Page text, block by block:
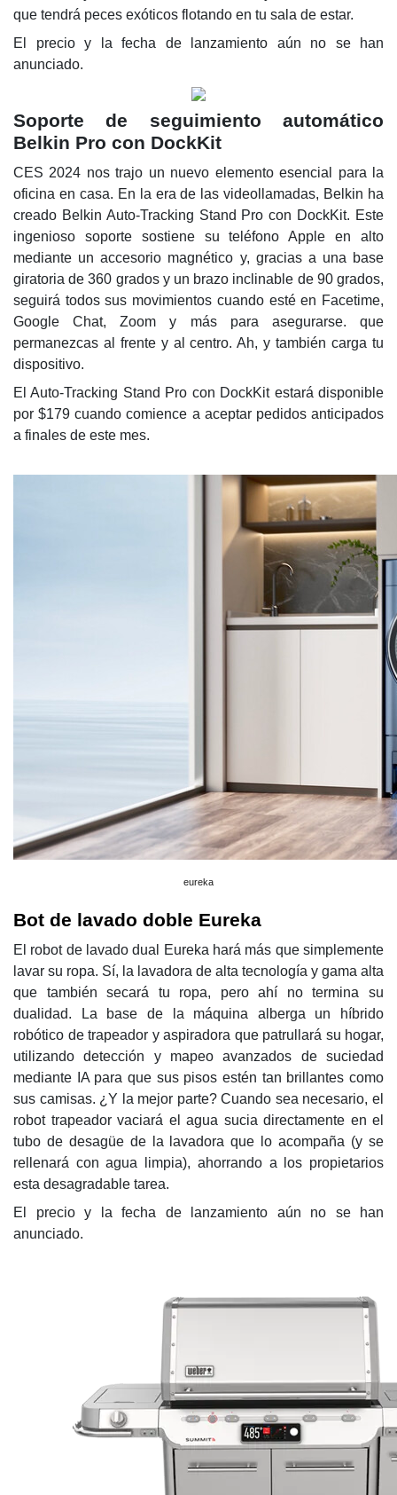
que tendrá peces exóticos flotando en tu sala de estar.
El precio y la fecha de lanzamiento aún no se han
anunciado.
Soporte de seguimiento automático
Belkin Pro con DockKit
CES 2024 nos trajo un nuevo elemento esencial para la
oficina en casa. En la era de las videollamadas, Belkin ha
creado Belkin Auto-Tracking Stand Pro con DockKit. Este
ingenioso soporte sostiene su teléfono Apple en alto
mediante un accesorio magnético y, gracias a una base
giratoria de 360 grados y un brazo inclinable de 90 grados,
seguirá todos sus movimientos cuando esté en Facetime,
Google Chat, Zoom y más para asegurarse. que
permanezcas al frente y al centro. Ah, y también carga tu
dispositivo.
El Auto-Tracking Stand Pro con DockKit estará disponible
por $179 cuando comience a aceptar pedidos anticipados
a finales de este mes.
eureka
Bot de lavado doble Eureka
El robot de lavado dual Eureka hará más que simplemente
lavar su ropa. Sí, la lavadora de alta tecnología y gama alta
que también secará tu ropa, pero ahí no termina su
dualidad. La base de la máquina alberga un híbrido
robótico de trapeador y aspiradora que patrullará su hogar,
utilizando detección y mapeo avanzados de suciedad
mediante IA para que sus pisos estén tan brillantes como
sus camisas. ¿Y la mejor parte? Cuando sea necesario, el
robot trapeador vaciará el agua sucia directamente en el
tubo de desagüe de la lavadora que lo acompaña (y se
rellenará con agua limpia), ahorrando a los propietarios
esta desagradable tarea.
El precio y la fecha de lanzamiento aún no se han
anunciado.